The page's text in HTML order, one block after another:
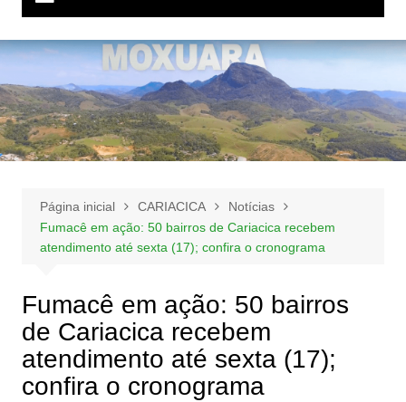
Página inicial CARIACICA
Notícias
Fumacê em ação: 50 bairros de Cariacica recebem
atendimento até sexta (17); confira o cronograma
Fumacê em ação: 50 bairros
de Cariacica recebem
atendimento até sexta (17);
confira o cronograma